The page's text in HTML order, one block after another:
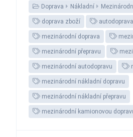
Doprava Nákladní
doprava zboží autodoprava
mezinárodní doprava
mezinárodní přepravu
mezinárodní autodopravu
mezinárodní nákladní dopravu
mezinárodní nákladní přepravu
mezinárodní kamionovou